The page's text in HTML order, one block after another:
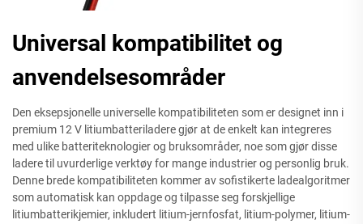
Universal kompatibilitet og
anvendelsesområder
Den eksepsjonelle universelle kompatibiliteten som er designet inn i
premium 12 V litiumbatteriladere gjør at de enkelt kan integreres
med ulike batteriteknologier og bruksområder, noe som gjør disse
ladere til uvurderlige verktøy for mange industrier og personlig bruk.
Denne brede kompatibiliteten kommer av sofistikerte ladealgoritmer
som automatisk kan oppdage og tilpasse seg forskjellige
litiumbatterikjemier, inkludert litium-jernfosfat, litium-polymer, litium-